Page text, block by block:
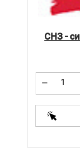
СНЗ -